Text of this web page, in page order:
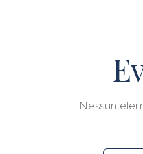
Nessun